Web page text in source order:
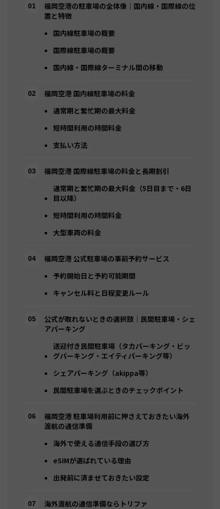
福岡空港の駐車場の全体像｜国内線・国際線の位
置と特徴
国内線駐車場の概要
国際線駐車場の概要
国内線・国際線ターミナル間の移動
福岡空港 国内線駐車場の料金
通常期と繁忙期の最大料金
短時間利用の時間料金
支払い方法
福岡空港 国際線駐車場の料金と長期割引
通常期と繁忙期の最大料金（5日目まで・6日
目以降）
短時間利用の時間料金
大型車両の料金
福岡空港 公式駐車場の事前予約サービス
予約開始日と予約可能期間
キャンセル料と日程変更ルール
公式が取れないときの選択肢｜民間駐車場・シェ
アパーキング
送迎付き民間駐車場（タカパーキング・ビッ
グパーキング・エイティパーキング等）
シェアパーキング（akippa等）
民間駐車場を選ぶときのチェックポイント
福岡空港 駐車場利用前に押さえておきたい海外
渡航の通信準備
海外で使える通信手段の選び方
eSIMが選ばれている理由
出発前に済ませておきたい設定
海外渡航の通信準備ならトリファ